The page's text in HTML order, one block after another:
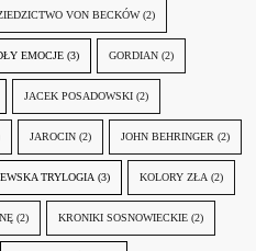
VON BECKÓW (2)
EMOCJE (3) GORDIAN (2)
JACEK POSADOWSKI (2)
JAROCIN (2) JOHN BEHRINGER (2)
TRYLOGIA (3) KOLORY ZŁA (2)
(2) KRONIKI SOSNOWIECKIE (2)